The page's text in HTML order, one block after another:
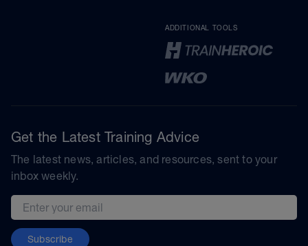
ADDITIONAL TOOLS
Get the Latest Training Advice
The latest news, articles, and resources, sent to your
inbox weekly.
Email address
Subscribe